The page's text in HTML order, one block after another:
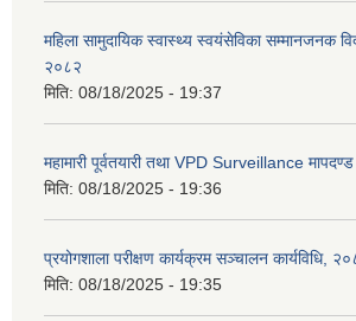
महिला सामुदायिक स्वास्थ्य स्वयंसेविका सम्मानजनक
२०८२
मिति: 08/18/2025 - 19:37
महामारी पूर्वतयारी तथा VPD Surveillance
मिति: 08/18/2025 - 19:36
प्रयोगशाला परीक्षण कार्यक्रम सञ्चालन कार्यविधि,
मिति: 08/18/2025 - 19:35